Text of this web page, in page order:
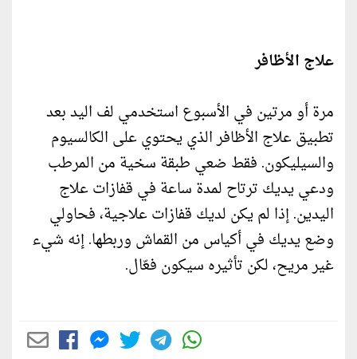
علاج الأظافر
مرة أو مرتين في الأسبوع استخدمي لف اليد بعد
تطبيق علاج الأظافر الذي يحتوي على الكالسيوم
والسيليكون. فقط ضعي طبقة سخية من المرطب
ودعي يديك ترتاح لمدة ساعة في قفازات علاج
اليدين. إذا لم يكن لديك قفازات علاجية، فحاولي
وضع يديك في أكياس من القماش وربطها. إنه شيء
غير مريح، لكن تأثيره سيكون فعّال.